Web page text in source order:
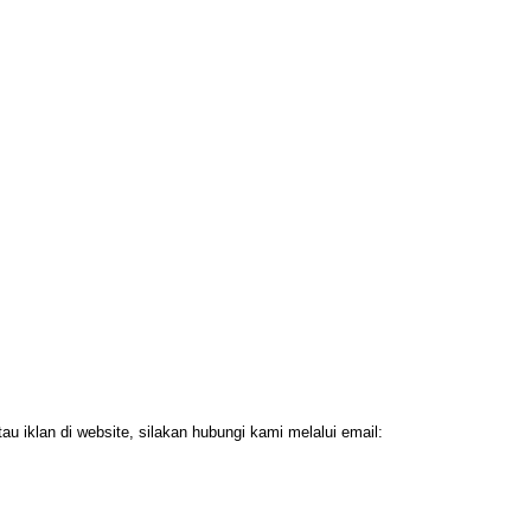
iklan di website, silakan hubungi kami melalui email: